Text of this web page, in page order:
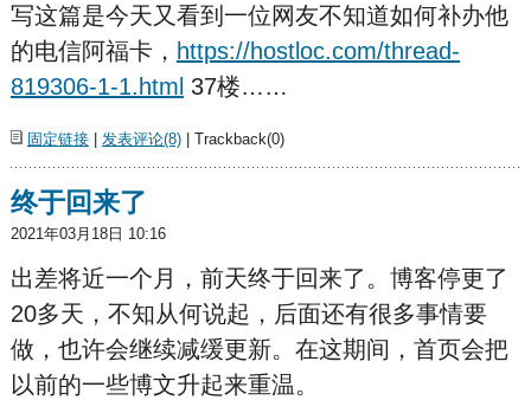
写这篇是今天又看到一位网友不知道如何补办他
的电信阿福卡， https://hostloc.com/thread-
819306-1-1.html 37楼……
固定链接| 发表评论(8)| Trackback(0)
终于回来了
2021年03月18日 10:16
出差将近一个月，前天终于回来了。博客停更了
20多天，不知从何说起，后面还有很多事情要
做，也许会继续减缓更新。在这期间，首页会把
以前的一些博文升起来重温。